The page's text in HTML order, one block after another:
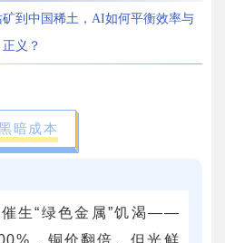
到中国稀土，AI如何平衡效率与
正义？
暗成本
生“绿色金属”饥渴——